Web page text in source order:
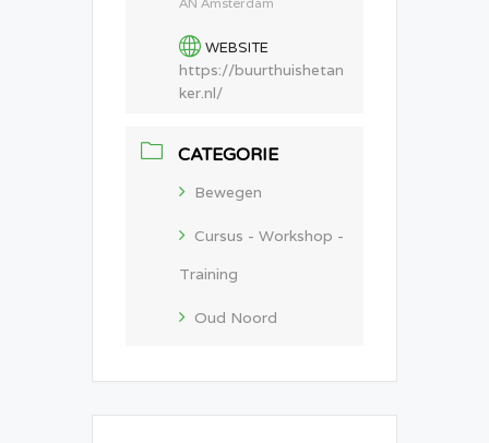
WEBSITE
https://buurthuishetan
ker.nl/
CATEGORIE
Bewegen
Cursus - Workshop -
Training
Oud Noord